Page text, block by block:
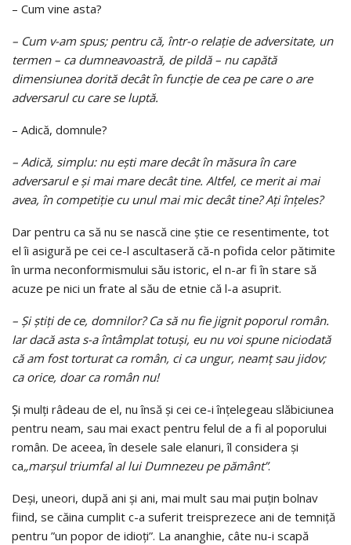
– Cum vine asta?
– Cum v-am spus; pentru că, într-o relaţie de adversitate, un
termen – ca dumneavoastră, de pildă – nu capătă
dimensiunea dorită decât în funcţie de cea pe care o are
adversarul cu care se luptă.
– Adică, domnule?
– Adică, simplu: nu eşti mare decât în măsura în care
adversarul e şi mai mare decât tine. Altfel, ce merit ai mai
avea, în competiţie cu unul mai mic decât tine? Aţi înţeles?
Dar pentru ca să nu se nască cine ştie ce resentimente, tot
el îi asigură pe cei ce-l ascultaseră că-n pofida celor pătimite
în urma neconformismului său istoric, el n-ar fi în stare să
acuze pe nici un frate al său de etnie că l-a asuprit.
– Şi ştiţi de ce, domnilor? Ca să nu fie jignit poporul român.
Iar dacă asta s-a întâmplat totuşi, eu nu voi spune niciodată
că am fost torturat ca român, ci ca ungur, neamţ sau jidov;
ca orice, doar ca român nu!
Şi mulţi râdeau de el, nu însă şi cei ce-i înţelegeau slăbiciunea
pentru neam, sau mai exact pentru felul de a fi al poporului
român. De aceea, în desele sale elanuri, îl considera şi
ca„marşul triumfal al lui Dumnezeu pe pământ”.
Deși, uneori, după ani și ani, mai mult sau mai puțin bolnav
fiind, se căina cumplit c-a suferit treisprezece ani de temniță
pentru ”un popor de idioți”. La ananghie, câte nu-i scapă